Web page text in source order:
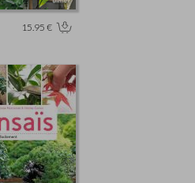
15.95 €